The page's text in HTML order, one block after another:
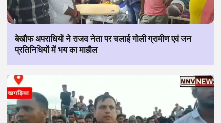
बेखौफ अपराधियों ने राजद नेता पर चलाई गोली ग्रामीण एवं जन
प्रतिनिधियों में भय का माहौल